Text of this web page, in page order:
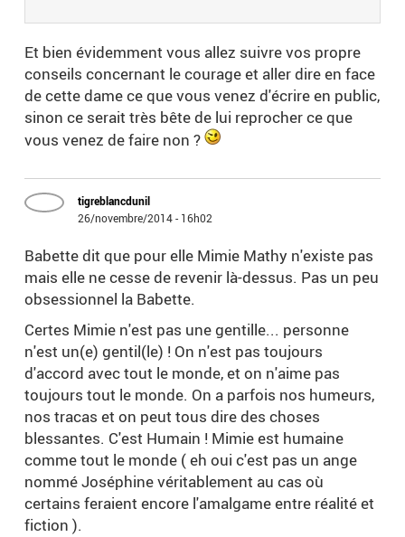
Et bien évidemment vous allez suivre vos propre
conseils concernant le courage et aller dire en face
de cette dame ce que vous venez d'écrire en public,
sinon ce serait très bête de lui reprocher ce que
vous venez de faire non ?
tigreblancdunil
26/novembre/2014 - 16h02
Babette dit que pour elle Mimie Mathy n'existe pas
mais elle ne cesse de revenir là-dessus. Pas un peu
obsessionnel la Babette.
Certes Mimie n'est pas une gentille... personne
n'est un(e) gentil(le) ! On n'est pas toujours
d'accord avec tout le monde, et on n'aime pas
toujours tout le monde. On a parfois nos humeurs,
nos tracas et on peut tous dire des choses
blessantes. C'est Humain ! Mimie est humaine
comme tout le monde ( eh oui c'est pas un ange
nommé Joséphine véritablement au cas où
certains feraient encore l'amalgame entre réalité et
fiction ).